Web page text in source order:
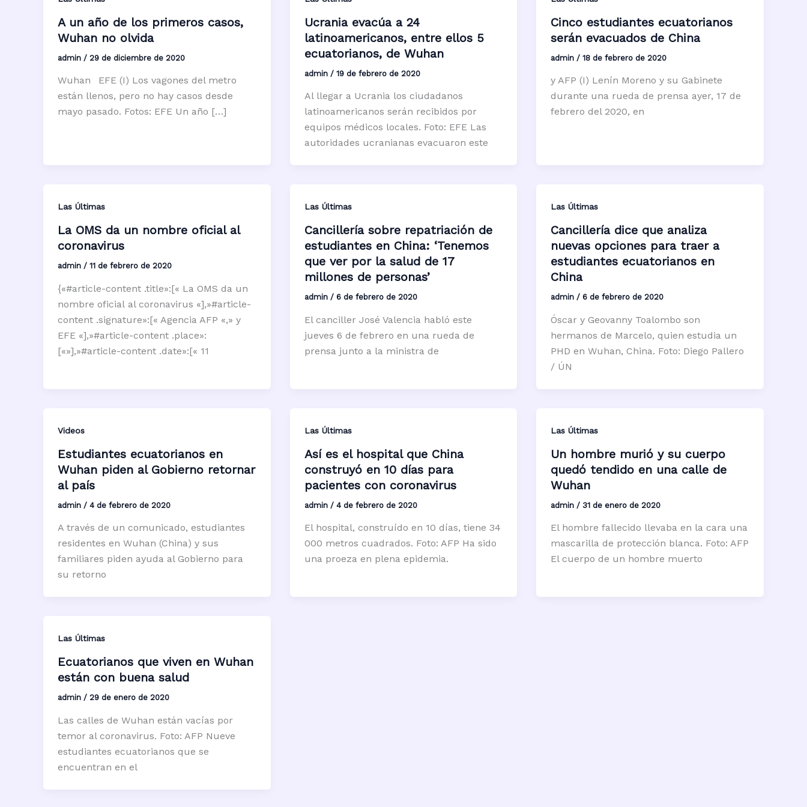
A un año de los primeros casos,
Wuhan no olvida
admin / 29 de diciembre de 2020
Wuhan EFE (I) Los vagones del metro
están llenos, pero no hay casos desde
mayo pasado. Fotos: EFE Un año […]
Ucrania evacúa a 24
latinoamericanos, entre ellos 5
ecuatorianos, de Wuhan
admin / 19 de febrero de 2020
Al llegar a Ucrania los ciudadanos
latinoamericanos serán recibidos por
equipos médicos locales. Foto: EFE Las
autoridades ucranianas evacuaron este
Cinco estudiantes ecuatorianos
serán evacuados de China
admin /18 de febrero de 2020
y AFP (I) Lenín Moreno y su Gabinete
durante una rueda de prensa ayer, 17 de
febrero del 2020, en
Las Últimas
La OMS da un nombre oficial al
coronavirus
admin / 11 de febrero de 2020
{«#article-content .title»:[« La OMS da un
nombre oficial al coronavirus «],»#article-
content .signature»:[« Agencia AFP «,» y
EFE «],»#article-content .place»:
[«»],»#article-content .date»:[« 11
Las Últimas
Cancillería sobre repatriación de
estudiantes en China: ‘Tenemos
que ver por la salud de 17
millones de personas’
admin / 6 de febrero de 2020
El canciller José Valencia habló este
jueves 6 de febrero en una rueda de
prensa junto a la ministra de
Las Últimas
Cancillería dice que analiza
nuevas opciones para traer a
estudiantes ecuatorianos en
China
admin/ 6 de febrero de 2020
Óscar y Geovanny Toalombo son
hermanos de Marcelo, quien estudia un
PHD en Wuhan, China. Foto: Diego Pallero
/ ÚN
Videos
Estudiantes ecuatorianos en
Wuhan piden al Gobierno retornar
al país
admin / 4 de febrero de 2020
A través de un comunicado, estudiantes
residentes en Wuhan (China) y sus
familiares piden ayuda al Gobierno para
su retorno
Las Últimas
Así es el hospital que China
construyó en 10 días para
pacientes con coronavirus
admin / 4 de febrero de 2020
El hospital, construído en 10 días, tiene 34
000 metros cuadrados. Foto: AFP Ha sido
una proeza en plena epidemia.
Las Últimas
Un hombre murió y su cuerpo
quedó tendido en una calle de
Wuhan
admin /31 de enero de 2020
El hombre fallecido llevaba en la cara una
mascarilla de protección blanca. Foto: AFP
El cuerpo de un hombre muerto
Las Últimas
Ecuatorianos que viven en Wuhan
están con buena salud
admin / 29 de enero de 2020
Las calles de Wuhan están vacías por
temor al coronavirus. Foto: AFP Nueve
estudiantes ecuatorianos que se
encuentran en el